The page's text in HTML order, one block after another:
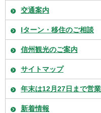
交通案内
Iターン・移住のご相談
信州観光のご案内
サイトマップ
年末は12月27日まで営
新着情報